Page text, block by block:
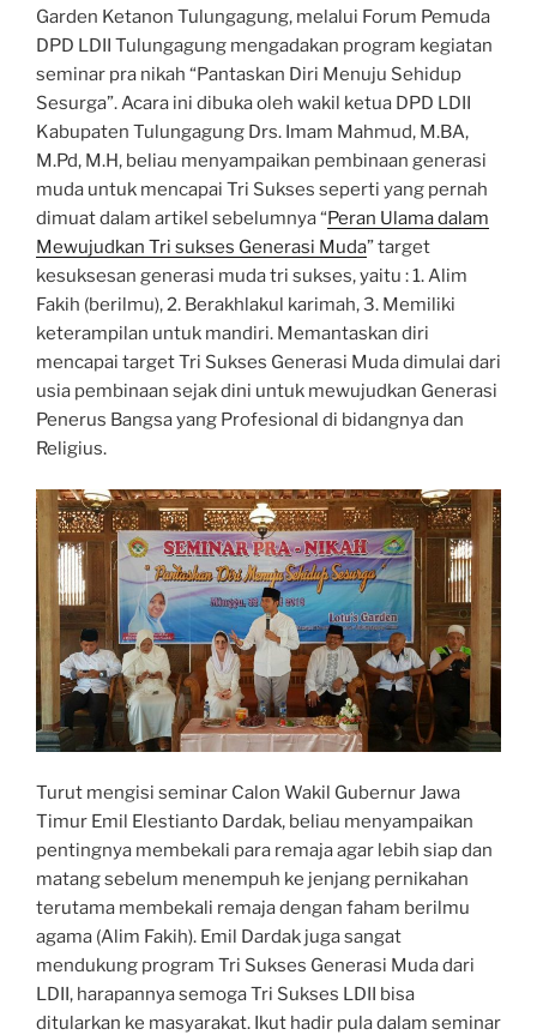
Garden Ketanon Tulungagung, melalui Forum Pemuda
DPD LDII Tulungagung mengadakan program kegiatan
seminar pra nikah “Pantaskan Diri Menuju Sehidup
Sesurga”. Acara ini dibuka oleh wakil ketua DPD LDII
Kabupaten Tulungagung Drs. Imam Mahmud, M.BA,
M.Pd, M.H, beliau menyampaikan pembinaan generasi
muda untuk mencapai Tri Sukses seperti yang pernah
dimuat dalam artikel sebelumnya “Peran Ulama dalam
Mewujudkan Tri sukses Generasi Muda” target
kesuksesan generasi muda tri sukses, yaitu : 1. Alim
Fakih (berilmu), 2. Berakhlakul karimah, 3. Memiliki
keterampilan untuk mandiri. Memantaskan diri
mencapai target Tri Sukses Generasi Muda dimulai dari
usia pembinaan sejak dini untuk mewujudkan Generasi
Penerus Bangsa yang Profesional di bidangnya dan
Religius.
Turut mengisi seminar Calon Wakil Gubernur Jawa
Timur Emil Elestianto Dardak, beliau menyampaikan
pentingnya membekali para remaja agar lebih siap dan
matang sebelum menempuh ke jenjang pernikahan
terutama membekali remaja dengan faham berilmu
agama (Alim Fakih). Emil Dardak juga sangat
mendukung program Tri Sukses Generasi Muda dari
LDII, harapannya semoga Tri Sukses LDII bisa
ditularkan ke masyarakat. Ikut hadir pula dalam seminar